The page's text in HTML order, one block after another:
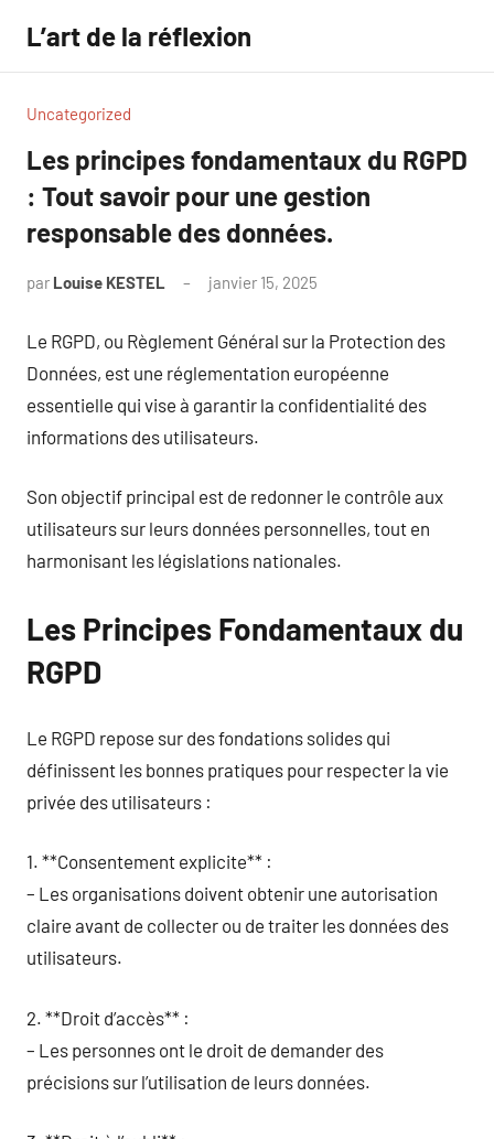
contenu
L’art de la réflexion
Uncategorized
Les principes fondamentaux du RGPD
: Tout savoir pour une gestion
responsable des données.
par Louise KESTEL janvier 15, 2025
Le RGPD, ou Règlement Général sur la Protection des
Données, est une réglementation européenne
essentielle qui vise à garantir la confidentialité des
informations des utilisateurs.
Son objectif principal est de redonner le contrôle aux
utilisateurs sur leurs données personnelles, tout en
harmonisant les législations nationales.
Les Principes Fondamentaux du
RGPD
Le RGPD repose sur des fondations solides qui
définissent les bonnes pratiques pour respecter la vie
privée des utilisateurs :
1. **Consentement explicite** :
– Les organisations doivent obtenir une autorisation
claire avant de collecter ou de traiter les données des
utilisateurs.
2. **Droit d’accès** :
– Les personnes ont le droit de demander des
précisions sur l’utilisation de leurs données.